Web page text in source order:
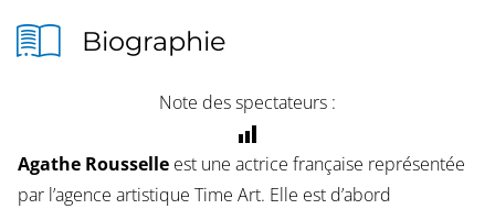
Biographie
Note des spectateurs :
Agathe Rousselle est une actrice française représentée
par l’agence artistique Time Art. Elle est d’abord